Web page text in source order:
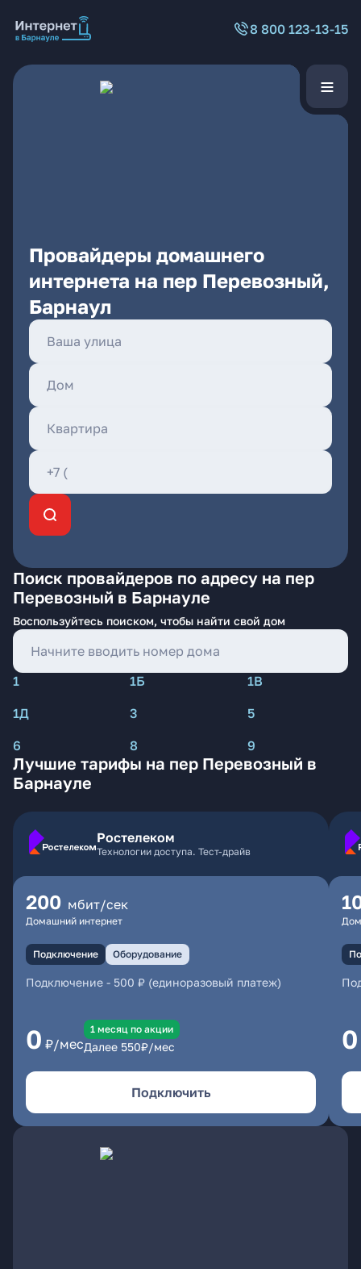
8 800 123-13-15
Провайдеры домашнего
интернета на пер Перевозный,
Барнаул
Поиск провайдеров по адресу на пер
Перевозный в Барнауле
Воспользуйтесь поиском, чтобы найти свой дом
1 1Б
1В
1Д
3
5
6
8 9
Лучшие тарифы на пер Перевозный в
Барнауле
Ростелеком
Технологии доступа. Тест-драйв
200 мбит/сек
Домашний интернет
Подключение Оборудование
Подключение - 500 ₽ (единоразовый платеж)
0 ₽/мес
1 месяц по акции
Далее 550₽/мес
Подключить
0